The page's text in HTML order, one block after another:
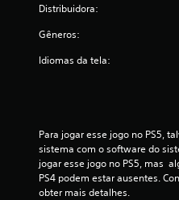
Distribuidora:
Gêneros:
Idiomas da tela:
Para jogar esse jogo no PS5,
sistema com o software do
jogar esse jogo no PS5, mas
PS4 podem estar ausentes.
obter mais detalhes.